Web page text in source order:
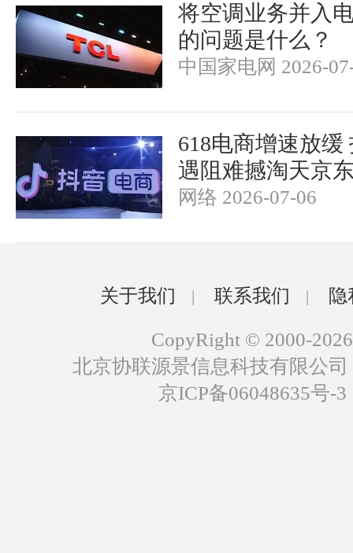
将空调业务并入
的问题是什么？
中国家电网 2026-
618电商增速放缓
遇阻难撼淘天京
网络 2026-07-06
关于我们 | 联系我们 |
CopyRight © 2000-2026
北京协联源景信息科技有限公
京ICP备06048635号-3